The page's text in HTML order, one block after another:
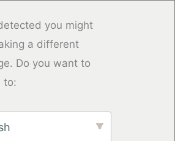
you might
a different
Do you want to
to: